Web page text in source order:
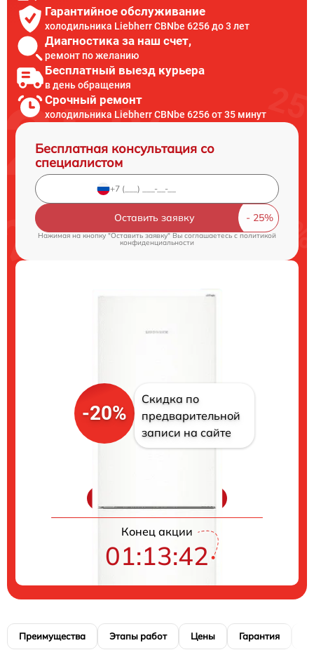
Гарантийное обслуживание
холодильника Liebherr CBNbe 6256 до 3 лет
Диагностика за наш счет,
ремонт по желанию
Бесплатный выезд курьера
в день обращения
Срочный ремонт
холодильника Liebherr CBNbe 6256 от 35 минут
Бесплатная консультация со
специалистом
Оставить заявку
Нажимая на кнопку "Оставить заявку" Вы соглашаетесь cполитикой
конфиденциальности
-20%
Скидка по
предварительной
записи на сайте
Конец акции
01:13:41
Преимущества Этапы работ Цены Гарантия